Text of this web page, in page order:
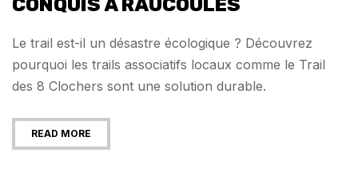
CONQUIS À RAUCOULES
Le trail est-il un désastre écologique ? Découvrez
pourquoi les trails associatifs locaux comme le Trail
des 8 Clochers sont une solution durable.
READ MORE